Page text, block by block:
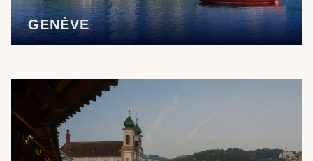
GENÈVE